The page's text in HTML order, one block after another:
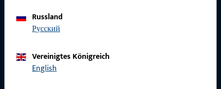
Russland
русский
Vereinigtes Königreich
English